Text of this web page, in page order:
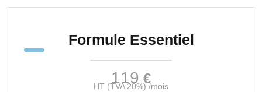
Formule Essentiel
119 €
HT (TVA 20%) /mois